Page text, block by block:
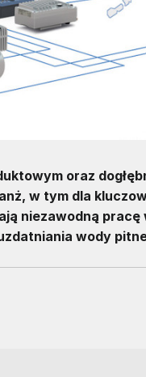
oraz
w tym dla
niezawodną pracę
wody